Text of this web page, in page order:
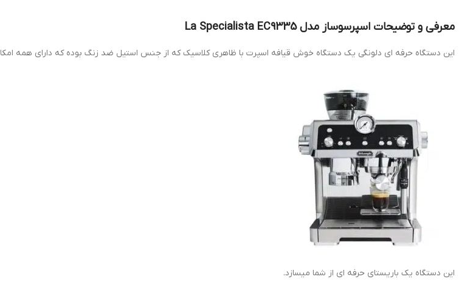
معرفی و توضیحات اسپرسوساز مدل La Specialista EC9335
این دستگاه حرفه ای دلونگی یک دستگاه خوش قیافه اسپرت با ظاهری کلاسیک که از جنس استیل ضد زنگ بوده که دارای همه
این دستگاه یک باریستای حرفه ای از شما میسازد.